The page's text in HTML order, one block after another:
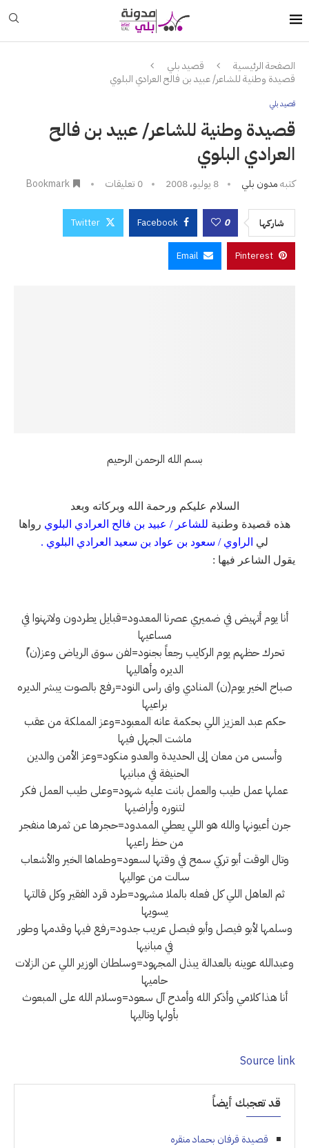
الصفحة الرئيسية
قصيد بلي
قصيدة وطنية للشاعر/ عبيد بن فالح العرادي البلوي
قصيد بلي
قصيدة وطنية للشاعر/ عبيد بن فالح
العرادي البلوي
كتبهمدون بلي 8 يوليو، 2008 0 تعليقات Bookmark
شاركها 0
Facebook
Twitter
Pinterest
Email
بسم الله الرحمن الرحيم
السلام عليكم ورحمة الله وبركاته وبعد
هذه قصيدة وطنية للشاعر / عبيد بن فالح العرادي البلوي رواها
لي الراوي / سعود بن عواد بن سعيد العرادي البلوي .
يقول الشاعر فيها :
أنا يوم أتهيض في ضميري عصرنا المعدود=قبايل يطردون ولاتهنوا في
مساعيها
تحرك حظهم يوم الركايب رجعاً بجنود=لفن سوق الرياض وعز(ن)ً
الديره وأهاليها
صباح الخير يوم(ن) المنادي واق راس النود=رفع بالصوت يبشر الديره
براعيها
حكم عبد العزيز اللي بحكمة عانه المعبود=وعز المملكة من عقب
ماشت الجهل فيها
وأسس من معان إلى الحديدة والعدو منكود=وعز الأمن والدين
الحنيفة في مبانيها
عملها عمل طيب والعمل بانت عليه شهود=وعلى طيب العمل فكر
لتنوره وأراضيها
جرن أعيونها والله هو اللي يعطي الممدود=حجرها عن ثمرها منفجر
من حظ راعيها
وتال الوقت أبو تركي سمح في وقتها لسعود=وطماها الخير والأشعاب
سالت من عواليها
ثم العاهل اللي كل فعله بالملا مشهود=طرد قرد الفقير وكل قالتها
يسويها
وسلمها لأبو فيصل وأبو فيصل عريب جدود=رفع فيها وقدمها وطور
في مبانيها
وعبدالله عوينه بالعدالة يبذل المجهود=وسلطان الوزير اللي عن الزلات
حاميها
أنا هذا كلامي وأذكر الله وأمدح آل سعود=وسلام الله على المبعوث
بأولها وتاليها
Source link
قد تعجبك أيضاً
قصيدة قرفان بحماد منقره